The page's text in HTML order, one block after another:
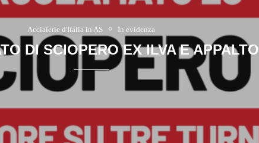
Acciaierie d'Italia in AS In evidenza
DI SCIOPERO EX ILVA E APPALTO